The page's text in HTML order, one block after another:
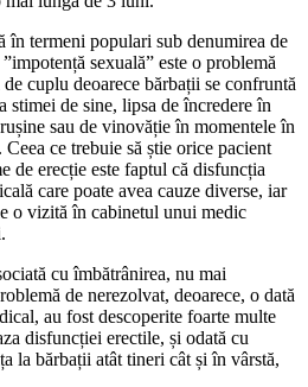
în termeni populari sub denumirea de
sexuală” este o problemă
cuplu deoarece bărbații se confruntă
stimei de sine, lipsa de încredere în
sau de vinovăție în momentele în
ce trebuie să știe orice pacient
de erecție este faptul că disfuncția
care poate avea cauze diverse, iar
o vizită în cabinetul unui medic
cu îmbătrânirea, nu mai
de nerezolvat, deoarece, o dată
au fost descoperite foarte multe
disfuncției erectile, și odată cu
la bărbații atât tineri cât și în vârstă,